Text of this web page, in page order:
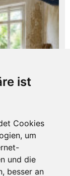
ist
Cookies
um
und die
besser an
EG
GUTE LAGE -